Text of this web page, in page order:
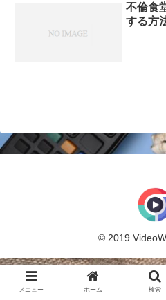
不倫食
する方
© 2019
メニュー ホーム 検索